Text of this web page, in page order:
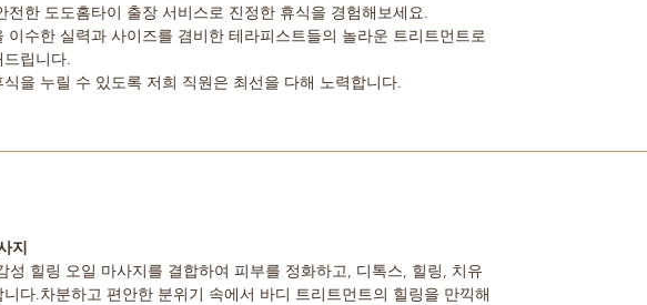
전한 도도홈타이 출장 서비스로 진정한 휴식을 경험해보세요.
이수한 실력과 사이즈를 겸비한 테라피스트들의 놀라운 트리트먼트로
립니다.
을 누릴 수 있도록 저희 직원은 최선을 다해 노력합니다.
지
성 힐링 오일 마사지를 결합하여 피부를 정화하고, 디톡스, 힐링, 치유
다.차분하고 편안한 분위기 속에서 바디 트리트먼트의 힐링을 만끽해